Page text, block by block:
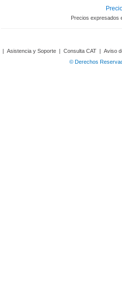
Precios expresados
| Asistencia y Soporte | Consulta CAT | Aviso
© Derechos